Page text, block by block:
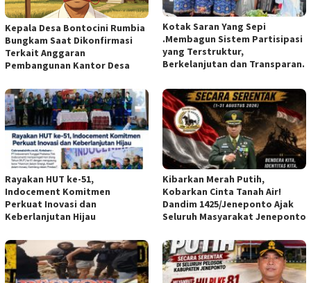
Kepala Desa Bontocini Rumbia
Bungkam Saat Dikonfirmasi
Terkait Anggaran
Pembangunan Kantor Desa
Kotak Saran Yang Sepi
.Membagun Sistem Partisipasi
yang Terstruktur,
Berkelanjutan dan Transparan.
Rayakan HUT ke-51,
Indocement Komitmen
Perkuat Inovasi dan
Keberlanjutan Hijau
Kibarkan Merah Putih,
Kobarkan Cinta Tanah Air!
Dandim 1425/Jeneponto Ajak
Seluruh Masyarakat Jeneponto